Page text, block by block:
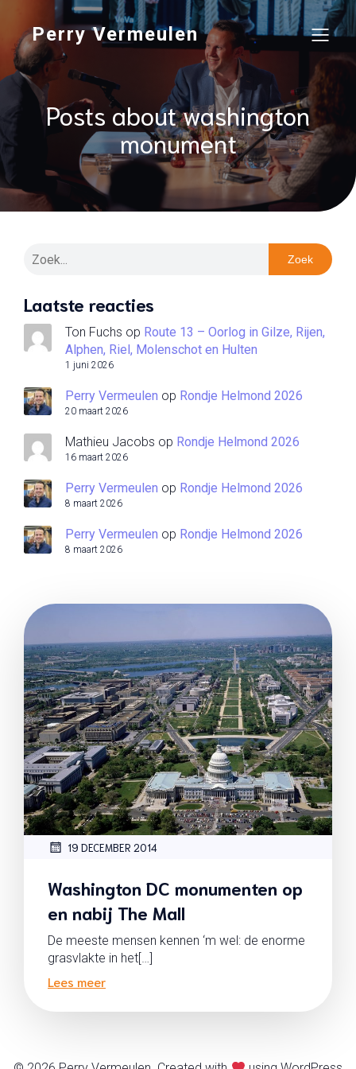
Perry Vermeulen
Posts about washington
monument
Zoek
Laatste reacties
Ton Fuchs op Route 13 – Oorlog in Gilze, Rijen,
Alphen, Riel, Molenschot en Hulten
1 juni 2026
Perry Vermeulen op Rondje Helmond 2026
20 maart 2026
Mathieu Jacobs op Rondje Helmond 2026
16 maart 2026
Perry Vermeulen op Rondje Helmond 2026
8 maart 2026
Perry Vermeulen op Rondje Helmond 2026
8 maart 2026
19 DECEMBER 2014
Washington DC monumenten op
en nabij The Mall
De meeste mensen kennen ‘m wel: de enorme
grasvlakte in het[…]
Lees meer